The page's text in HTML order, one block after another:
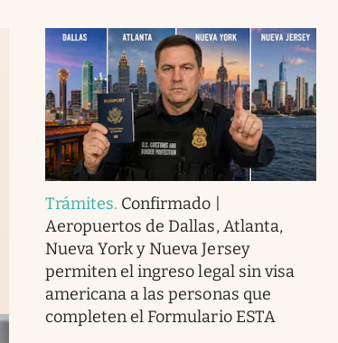
Trámites. Confirmado |
Aeropuertos de Dallas, Atlanta,
Nueva York y Nueva Jersey
permiten el ingreso legal sin visa
americana a las personas que
completen el Formulario ESTA